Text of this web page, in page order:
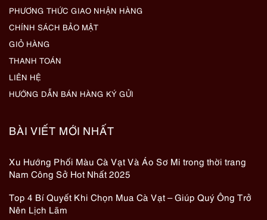
PHƯƠNG THỨC GIAO NHẬN HÀNG
CHÍNH SÁCH BẢO MẬT
GIỎ HÀNG
THANH TOÁN
LIÊN HỆ
HƯỚNG DẪN BÁN HÀNG KÝ GỬI
BÀI VIẾT MỚI NHẤT
Xu Hướng Phối Màu Cà Vạt Và Áo Sơ Mi trong thời trang
Nam Công Sở Hot Nhất 2025
Top 4 Bí Quyết Khi Chọn Mua Cà Vạt – Giúp Quý Ông Trở
Nên Lịch Lãm